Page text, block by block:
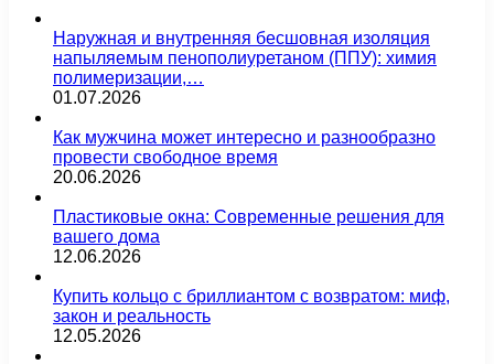
Наружная и внутренняя бесшовная изоляция
напыляемым пенополиуретаном (ППУ): химия
полимеризации,…
01.07.2026
Как мужчина может интересно и разнообразно
провести свободное время
20.06.2026
Пластиковые окна: Современные решения для
вашего дома
12.06.2026
Купить кольцо с бриллиантом с возвратом: миф,
закон и реальность
12.05.2026